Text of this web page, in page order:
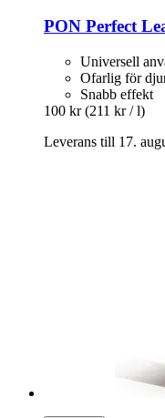
PON Perfect
Universell
Ofarlig för
Snabb effekt
100 kr (211 kr / l)
Leverans till 17.